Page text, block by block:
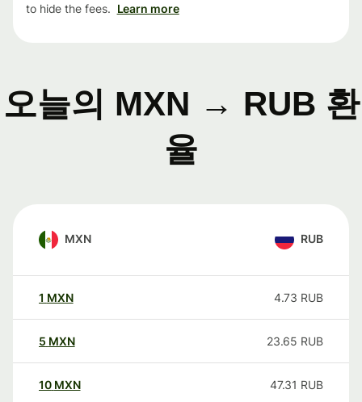
to hide the fees. Learn more
오늘의 MXN → RUB 환
율
MXN RUB
1 MXN 4.73 RUB
5 MXN 23.65 RUB
10 MXN 47.31 RUB